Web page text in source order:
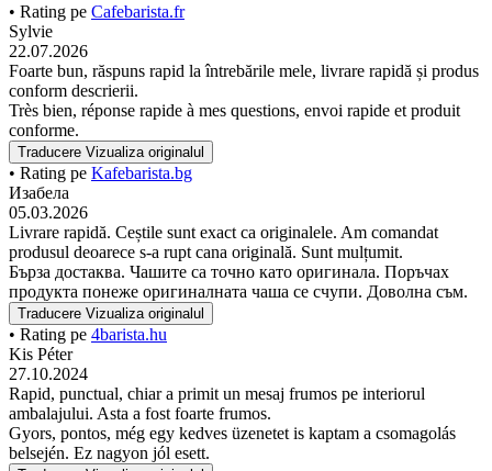
• Rating pe Cafebarista.fr
Sylvie
22.07.2026
Foarte bun, răspuns rapid la întrebările mele, livrare rapidă și produs
conform descrierii.
Très bien, réponse rapide à mes questions, envoi rapide et produit
conforme.
Traducere Vizualiza originalul
• Rating pe Kafebarista.bg
Изабела
05.03.2026
Livrare rapidă. Ceștile sunt exact ca originalele. Am comandat
produsul deoarece s-a rupt cana originală. Sunt mulțumit.
Бърза достаква. Чашите са точно като оригинала. Поръчах
продукта понеже оригиналната чаша се счупи. Доволна съм.
Traducere Vizualiza originalul
• Rating pe 4barista.hu
Kis Péter
27.10.2024
Rapid, punctual, chiar a primit un mesaj frumos pe interiorul
ambalajului. Asta a fost foarte frumos.
Gyors, pontos, még egy kedves üzenetet is kaptam a csomagolás
belsején. Ez nagyon jól esett.